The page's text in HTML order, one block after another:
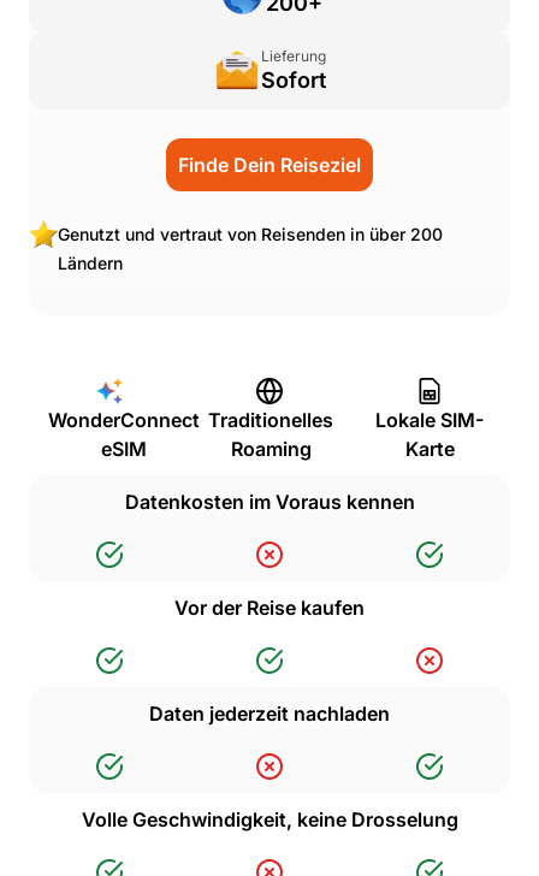
Lieferung
Sofort
Finde Dein Reiseziel
Genutzt und vertraut von Reisenden in über 200
Ländern
WonderConnect
eSIM
Traditionelles
Roaming
Lokale SIM-
Karte
Datenkosten im Voraus kennen
Vor der Reise kaufen
Daten jederzeit nachladen
Volle Geschwindigkeit, keine Drosselung